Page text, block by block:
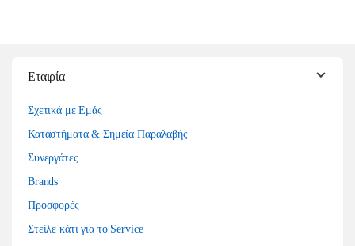
Εταιρία
Σχετικά με Εμάς
Καταστήματα & Σημεία Παραλαβής
Συνεργάτες
Brands
Προσφορές
Στείλε κάτι για το Service